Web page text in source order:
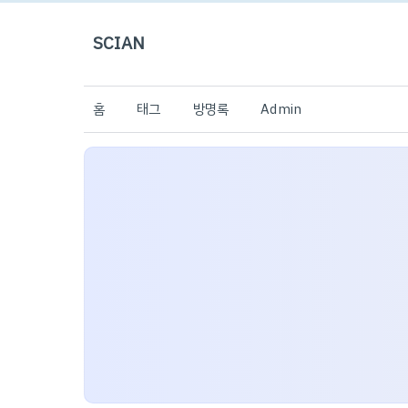
SCIAN
홈 태그 방명록 Admin